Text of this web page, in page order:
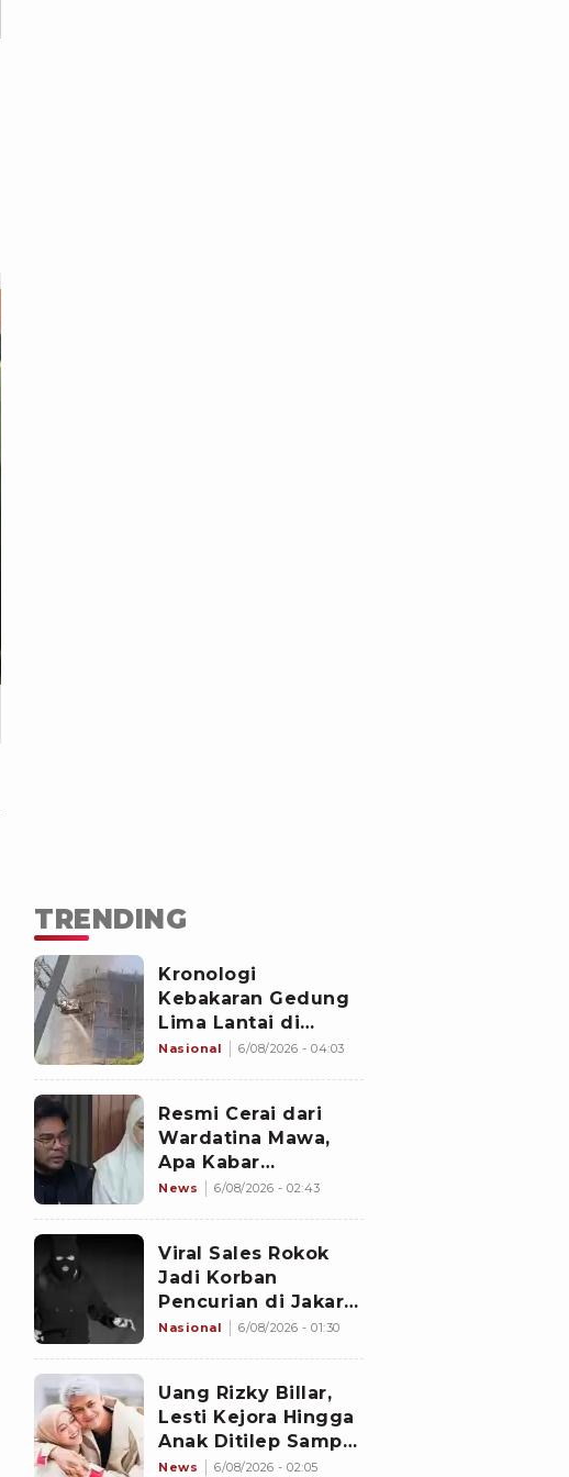
TRENDING
Kronologi
Kebakaran Gedung
Lima Lantai di
Cikini, Sempat Coba
Nasional 6/08/2026 - 04:03
Resmi Cerai dari
Wardatina Mawa,
Apa Kabar
Hubungan Asmara
News 6/08/2026 - 02:43
Viral Sales Rokok
Jadi Korban
Pencurian di Jakarta
Barat, Sejumlah
Nasional 6/08/2026 - 01:30
Uang Rizky Billar,
Lesti Kejora Hingga
Anak Ditilep Sampai
Rp3,1 Miliar, Pelaku
News 6/08/2026 - 02:05